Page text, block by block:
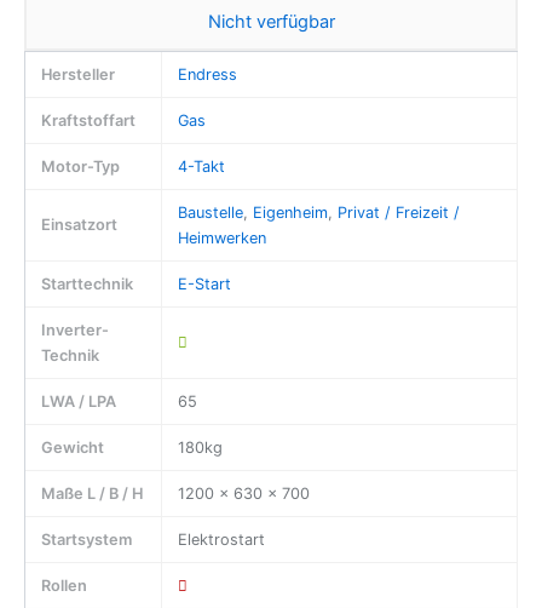
Nicht verfügbar
Hersteller Endress
Kraftstoffart Gas
Motor-Typ 4-Takt
Einsatzort
Baustelle, Eigenheim, Privat / Freizeit /
Heimwerken
Starttechnik E-Start
Inverter-
Technik
LWA / LPA 65
Gewicht 180kg
Maße L / B / H 1200 x 630 x 700
Startsystem Elektrostart
Rollen